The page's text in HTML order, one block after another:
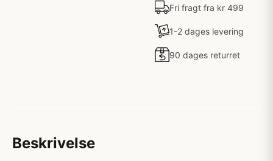
Fri fragt fra kr 499
1-2 dages levering
90 dages returret
Beskrivelse